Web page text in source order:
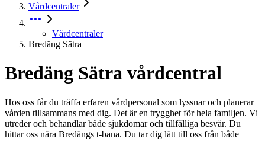
Vårdcentraler
Vårdcentraler
Bredäng Sätra
Bredäng Sätra vårdcentral
Hos oss får du träffa erfaren vårdpersonal som lyssnar och planerar
vården tillsammans med dig. Det är en trygghet för hela familjen. Vi
utreder och behandlar både sjukdomar och tillfälliga besvär. Du
hittar oss nära Bredängs t-bana. Du tar dig lätt till oss från både